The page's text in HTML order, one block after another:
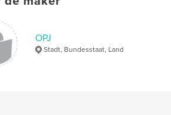
OPJ
Stadt, Bundesstaat, Land